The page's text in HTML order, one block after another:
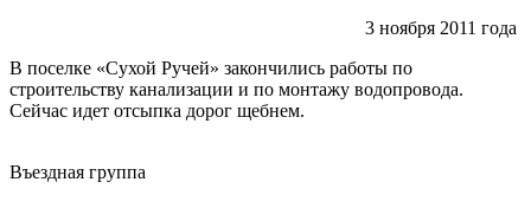
3 ноября 2011 года
В поселке «Сухой Ручей» закончились работы по
строительству канализации и по монтажу водопровода.
Сейчас идет отсыпка дорог щебнем.
Въездная группа